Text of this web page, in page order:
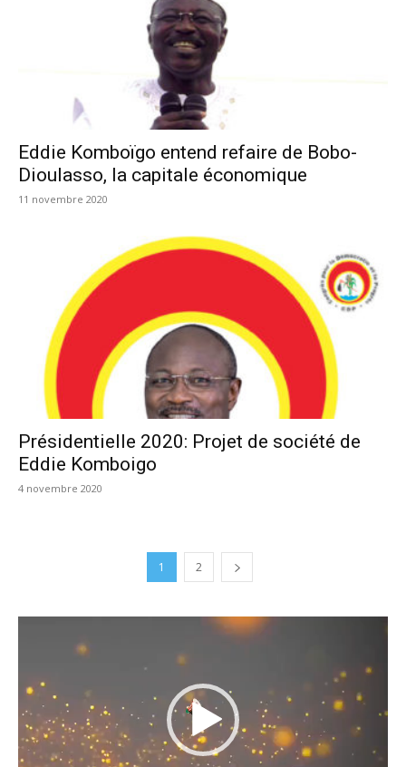
Eddie Komboïgo entend refaire de Bobo-
Dioulasso, la capitale économique
11 novembre 2020
Présidentielle 2020: Projet de société de
Eddie Komboigo
4 novembre 2020
1 2